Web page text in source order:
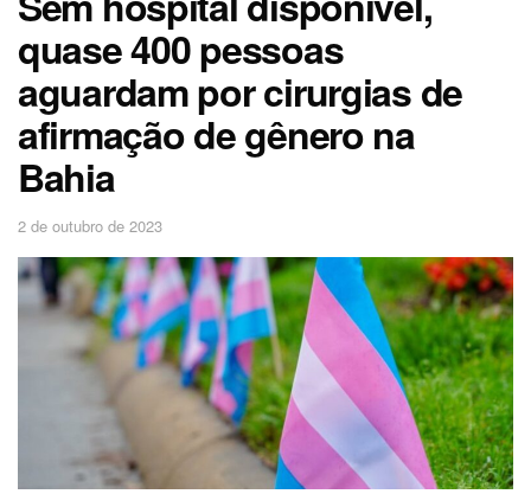
quase 400 pessoas
aguardam por cirurgias de
afirmação de gênero na
Bahia
2 de outubro de 2023